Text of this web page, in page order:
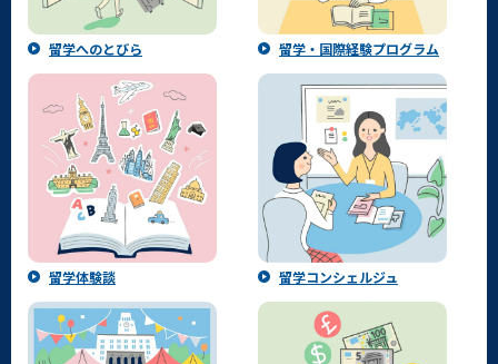
留学へのとびら 留学・国際経験プログラム
留学体験談 留学コンシェルジュ